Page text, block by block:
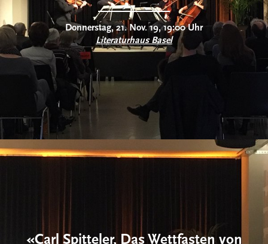
Donnerstag, 21. Nov. 19, 19:00 Uhr
Literaturhaus Basel
«Carl Spitteler, Das Wettfasten von